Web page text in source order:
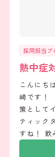
採用担当ブ
熱中症
こんにち
崎です！
策として
ティック
すね！ 飲